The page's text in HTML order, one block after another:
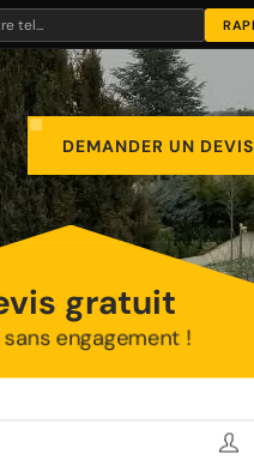
DEMANDER UN DEVIS
gratuit
engagement !